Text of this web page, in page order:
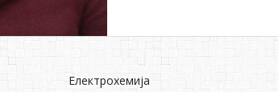
Електрохемијa